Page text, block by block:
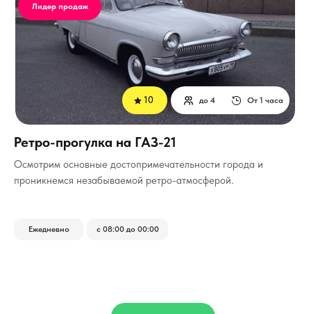
Осмотрим основные достопримечательности города и
проникнемся незабываемой ретро-атмосферой.
От 1 часа
до 4
Ежедневно с 08:00 до 00:00
Лидер продаж
Ретро-прогулка на ГАЗ-21
10